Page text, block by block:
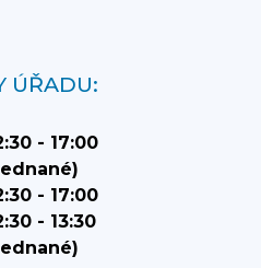
ÚŘADU:
- 17:00
- 17:00
- 13:30